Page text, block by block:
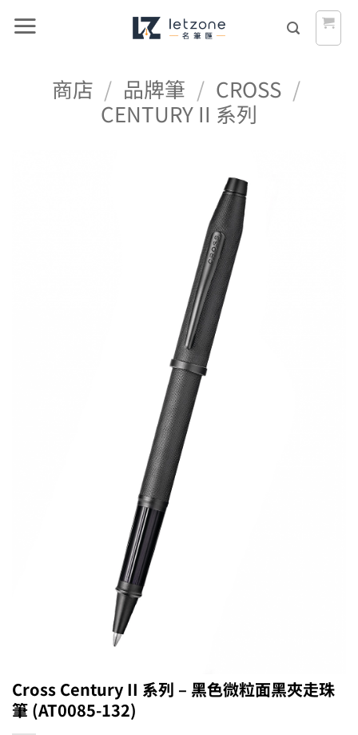
商店 / 品牌筆 / CROSS /
CENTURY II 系列
Cross Century II 系列 – 黑色微粒面黑夾走珠
筆 (AT0085-132)